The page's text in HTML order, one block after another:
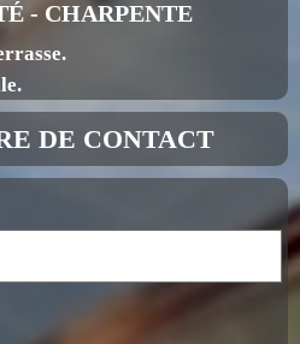
- CHARPENTE
DE CONTACT